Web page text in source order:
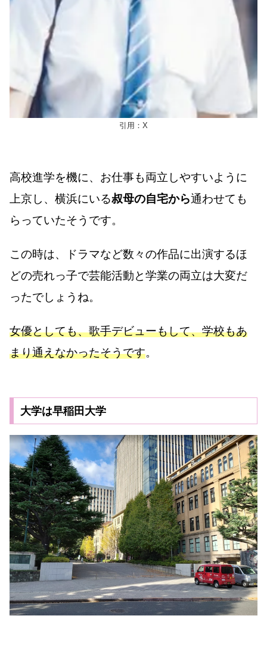
引用：X
高校進学を機に、お仕事も両立しやすいように
上京し、横浜にいる叔母の自宅から通わせても
らっていたそうです。
この時は、ドラマなど数々の作品に出演するほ
どの売れっ子で芸能活動と学業の両立は大変だ
ったでしょうね。
女優としても、歌手デビューもして、学校もあ
まり通えなかったそうです。
大学は早稲田大学